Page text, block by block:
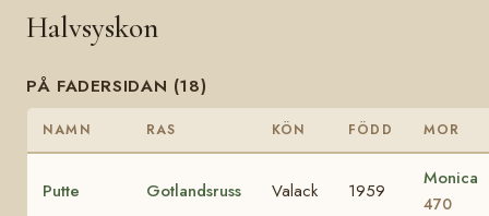
Halvsyskon
PÅ FADERSIDAN (18)
NAMN RAS KÖN FÖDD MOR
Putte Gotlandsruss Valack 1959
Monica
470